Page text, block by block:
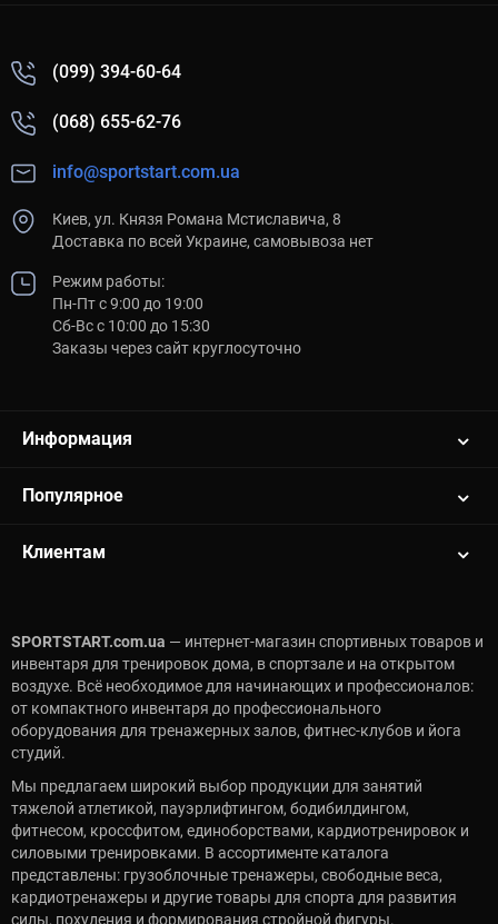
(099) 394-60-64
(068) 655-62-76
info@sportstart.com.ua
Киев, ул. Князя Романа Мстиславича, 8
Доставка по всей Украине, самовывоза нет
Режим работы:
Пн-Пт с 9:00 до 19:00
Сб-Вс с 10:00 до 15:30
Заказы через сайт круглосуточно
Информация
Популярное
Клиентам
SPORTSTART.com.ua — интернет-магазин спортивных товаров и
инвентаря для тренировок дома, в спортзале и на открытом
воздухе. Всё необходимое для начинающих и профессионалов:
от компактного инвентаря до профессионального
оборудования для тренажерных залов, фитнес-клубов и йога
студий.
Мы предлагаем широкий выбор продукции для занятий
тяжелой атлетикой, пауэрлифтингом, бодибилдингом,
фитнесом, кроссфитом, единоборствами, кардиотренировок и
силовыми тренировками. В ассортименте каталога
представлены: грузоблочные тренажеры, свободные веса,
кардиотренажеры и другие товары для спорта для развития
силы, похудения и формирования стройной фигуры.